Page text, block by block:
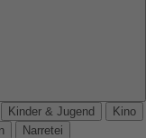
Kinder & Jugend
Kino
Narretei